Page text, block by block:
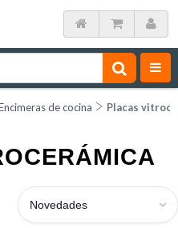
de cocina Placas
Novedades